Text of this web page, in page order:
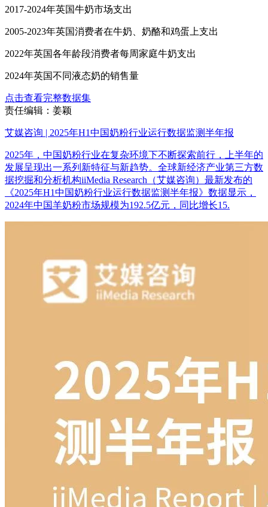
2017-2024年英国牛奶市场支出
2005-2023年英国消费者在牛奶、奶酪和鸡蛋上支出
2022年英国各年龄段消费者每周家庭牛奶支出
2024年英国不同液态奶的销售量
点击查看完整数据集
责任编辑：姜颖
艾媒咨询 | 2025年H1中国奶粉行业运行数据监测半年报
2025年，中国奶粉行业在复杂环境下不断探索前行，上半年的
发展呈现出一系列新特征与新趋势。全球新经济产业第三方数
据挖掘和分析机构iiMedia Research（艾媒咨询）最新发布的
《2025年H1中国奶粉行业运行数据监测半年报》数据显示，
2024年中国羊奶粉市场规模为192.5亿元，同比增长15.